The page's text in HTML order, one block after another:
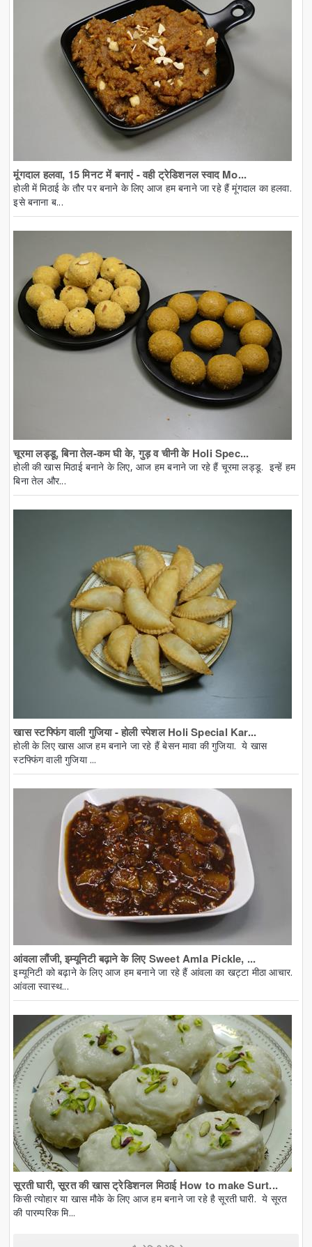
मूंगदाल हलवा, 15 मिनट में बनाएं - वही ट्रेडिशनल स्वाद Mo...
होली में मिठाई के तौर पर बनाने के लिए आज हम बनाने जा रहे हैं मूंगदाल का हलवा.
इसे बनाना ब...
चूरमा लड्डू, बिना तेल-कम घी के, गुड़ व चीनी के Holi Spec...
होली की खास मिठाई बनाने के लिए, आज हम बनाने जा रहे हैं चूरमा लड्डू. इन्हें हम
बिना तेल और...
खास स्टफ्फिंग वाली गुजिया - होली स्पेशल Holi Special Kar...
होली के लिए खास आज हम बनाने जा रहे हैं बेसन मावा की गुजिया. ये खास
स्टफ्फिंग वाली गुजिया ...
आंवला लौंजी, इम्यूनिटी बढ़ाने के लिए Sweet Amla Pickle, ...
इम्यूनिटी को बढ़ाने के लिए आज हम बनाने जा रहे हैं आंवला का खट्टा मीठा आचार.
आंवला स्वास्थ...
सूरती घारी, सूरत की खास ट्रेडिशनल मिठाई How to make Surt...
किसी त्योहार या खास मौके के लिए आज हम बनाने जा रहे है सूरती घारी. ये सूरत
की पारम्परिक मि...